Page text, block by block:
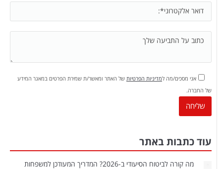
אני מסכים/מה למדיניות הפרטיות של האתר ומאשר/ת שמירת הפרטים במאגר המידע
של החברה.
עוד כתבות באתר
מה קורה לביטוח הסיעודי ב-2026? המדריך המעודכן למשפחות